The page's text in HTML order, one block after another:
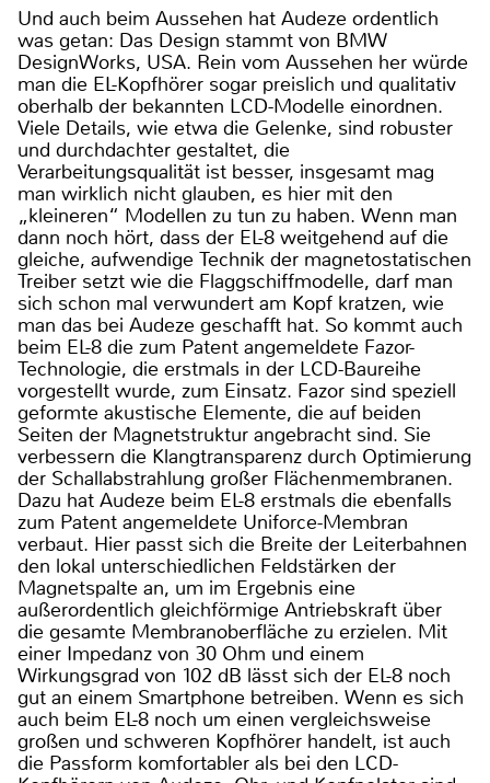
Und auch beim Aussehen hat Audeze ordentlich
was getan: Das Design stammt von BMW
DesignWorks, USA. Rein vom Aussehen her würde
man die EL-Kopfhörer sogar preislich und qualitativ
oberhalb der bekannten LCD-Modelle einordnen.
Viele Details, wie etwa die Gelenke, sind robuster
und durchdachter gestaltet, die
Verarbeitungsqualität ist besser, insgesamt mag
man wirklich nicht glauben, es hier mit den
„kleineren“ Modellen zu tun zu haben. Wenn man
dann noch hört, dass der EL-8 weitgehend auf die
gleiche, aufwendige Technik der magnetostatischen
Treiber setzt wie die Flaggschiffmodelle, darf man
sich schon mal verwundert am Kopf kratzen, wie
man das bei Audeze geschafft hat. So kommt auch
beim EL-8 die zum Patent angemeldete Fazor-
Technologie, die erstmals in der LCD-Baureihe
vorgestellt wurde, zum Einsatz. Fazor sind speziell
geformte akustische Elemente, die auf beiden
Seiten der Magnetstruktur angebracht sind. Sie
verbessern die Klangtransparenz durch Optimierung
der Schallabstrahlung großer Flächenmembranen.
Dazu hat Audeze beim EL-8 erstmals die ebenfalls
zum Patent angemeldete Uniforce-Membran
verbaut. Hier passt sich die Breite der Leiterbahnen
den lokal unterschiedlichen Feldstärken der
Magnetspalte an, um im Ergebnis eine
außerordentlich gleichförmige Antriebskraft über
die gesamte Membranoberfläche zu erzielen. Mit
einer Impedanz von 30 Ohm und einem
Wirkungsgrad von 102 dB lässt sich der EL-8 noch
gut an einem Smartphone betreiben. Wenn es sich
auch beim EL-8 noch um einen vergleichsweise
großen und schweren Kopfhörer handelt, ist auch
die Passform komfortabler als bei den LCD-